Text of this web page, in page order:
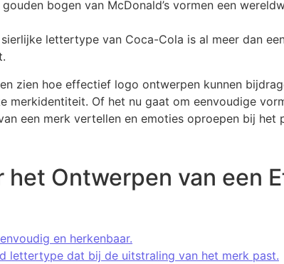
gouden bogen van McDonald’s vormen een
lettertype van Coca-Cola is al meer dan
zien hoe effectief logo ontwerpen kunnen
merkidentiteit. Of het nu gaat om eenvoudige
een merk vertellen en emoties oproepen bij het
het Ontwerpen van een
en herkenbaar.
lettertype dat bij de uitstraling van het merk past.